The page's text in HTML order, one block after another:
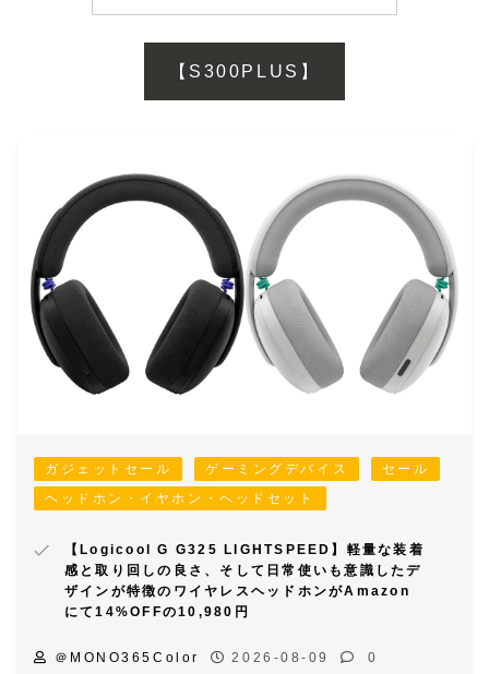
【S300PLUS】
ガジェットセール ゲーミングデバイス
セール
ヘッドホン・イヤホン・ヘッドセット
【Logicool G G325 LIGHTSPEED】軽量な装着
感と取り回しの良さ、そして日常使いも意識したデ
ザインが特徴のワイヤレスヘッドホンがAmazon
にて14%OFFの10,980円
＠MONO365Color 2026-08-09 0